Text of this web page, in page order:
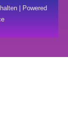
| Powered